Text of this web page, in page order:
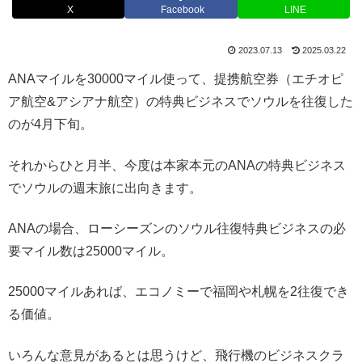
X Facebook LINE
2023.07.13 2025.03.22
ANAマイルを30000マイル使って、提携航空券（エチオピ
ア航空&アシアナ航空）の特典ビジネスでソウルを往復した
のが4月下旬。
それからひと月半、今度は本家本元のANAの特典ビジネス
でソウルの週末旅に出向きます。
ANAの場合、ローシーズンのソウル往復特典ビジネスの必
要マイル数は25000マイル。
25000マイルあれば、エコノミーで福岡や札幌を2往復でき
る価値。
いろんな意見があるとは思うけど、飛行機のビジネスクラ